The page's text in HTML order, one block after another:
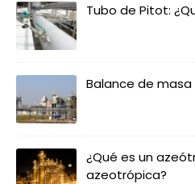
Tubo de Pitot:
Balance de
¿Qué es un
azeotrópica?